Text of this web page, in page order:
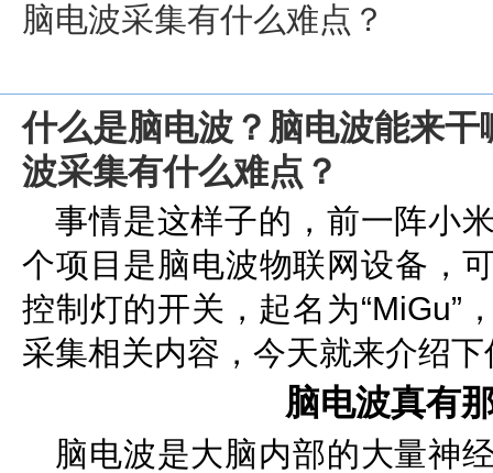
脑电波采集有什么难点？
什么是脑电波？脑电波能来
波采集有什么难点？
事情是这样子的，前一阵小
个项目是脑电波物联网设备，
控制灯的开关，起名为“MiGu”
采集相关内容，今天就来介绍
脑电波真有
脑电波是大脑内部的大量神